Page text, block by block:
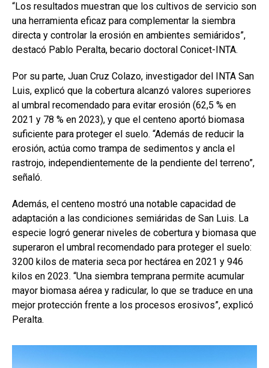
“Los resultados muestran que los cultivos de servicio son
una herramienta eficaz para complementar la siembra
directa y controlar la erosión en ambientes semiáridos”,
destacó Pablo Peralta, becario doctoral Conicet-INTA.
Por su parte, Juan Cruz Colazo, investigador del INTA San
Luis, explicó que la cobertura alcanzó valores superiores
al umbral recomendado para evitar erosión (62,5 % en
2021 y 78 % en 2023), y que el centeno aportó biomasa
suficiente para proteger el suelo. “Además de reducir la
erosión, actúa como trampa de sedimentos y ancla el
rastrojo, independientemente de la pendiente del terreno”,
señaló.
Además, el centeno mostró una notable capacidad de
adaptación a las condiciones semiáridas de San Luis. La
especie logró generar niveles de cobertura y biomasa que
superaron el umbral recomendado para proteger el suelo:
3200 kilos de materia seca por hectárea en 2021 y 946
kilos en 2023. “Una siembra temprana permite acumular
mayor biomasa aérea y radicular, lo que se traduce en una
mejor protección frente a los procesos erosivos”, explicó
Peralta.